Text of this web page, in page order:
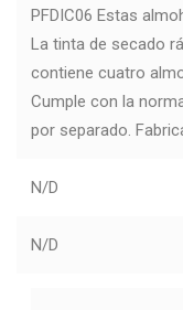
PFDIC06 Estas
La tinta de secado
contiene cuatro
Cumple con la
por separado.
N/D
N/D